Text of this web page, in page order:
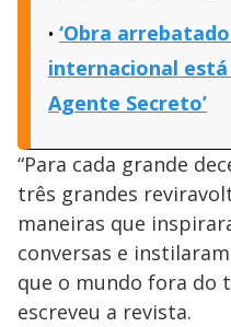
‘Obra
internacional está
Agente Secreto’
“Para cada grande
três grandes
maneiras que
conversas e
que o mundo fora do
escreveu a revista.